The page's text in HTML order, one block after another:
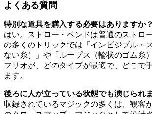
よくある質問
特別な道具を購入する必要はありますか？
はい。ストロー・ベンドは普通のストロ
の多くのトリックでは「インビジブル・
ない糸）」や「ループス（輪状のゴム糸
フリオが、どのタイプが最適で、どこで
ます。
後ろに人が立っている状態でも演じられ
収録されているマジックの多くは、観客